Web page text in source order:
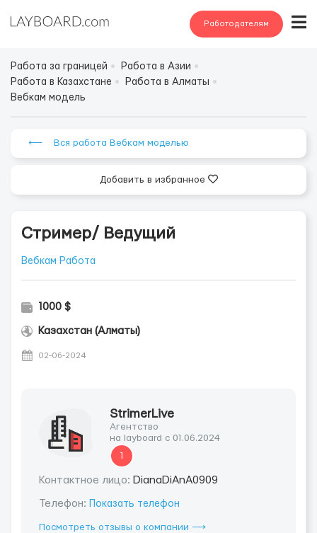
Работодателям
Работа за границей
Работа в Азии
Работа в Казахстане
Работа в Алматы
Вебкам модель
⟵ Вся работа Вебкам моделью
Добавить в избранное
Стример/ Ведущий
Вебкам Работа
1000 $
Казахстан (Алматы)
02-06-2024
StrimerLive
Агентство
на layboard с 01.06.2024
1
Контактное лицо: DianaDiAnA0909
Телефон: Показать телефон
Посмотреть отзывы о компании ⟶